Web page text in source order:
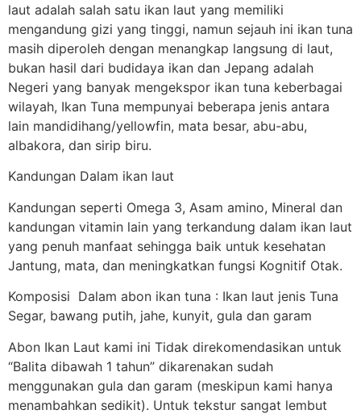
laut adalah salah satu ikan laut yang memiliki
mengandung gizi yang tinggi, namun sejauh ini ikan tuna
masih diperoleh dengan menangkap langsung di laut,
bukan hasil dari budidaya ikan dan Jepang adalah
Negeri yang banyak mengekspor ikan tuna keberbagai
wilayah, Ikan Tuna mempunyai beberapa jenis antara
lain mandidihang/yellowfin, mata besar, abu-abu,
albakora, dan sirip biru.
Kandungan Dalam ikan laut
Kandungan seperti Omega 3, Asam amino, Mineral dan
kandungan vitamin lain yang terkandung dalam ikan laut
yang penuh manfaat sehingga baik untuk kesehatan
Jantung, mata, dan meningkatkan fungsi Kognitif Otak.
Komposisi Dalam abon ikan tuna : Ikan laut jenis Tuna
Segar, bawang putih, jahe, kunyit, gula dan garam
Abon Ikan Laut kami ini Tidak direkomendasikan untuk
“Balita dibawah 1 tahun” dikarenakan sudah
menggunakan gula dan garam (meskipun kami hanya
menambahkan sedikit). Untuk tekstur sangat lembut